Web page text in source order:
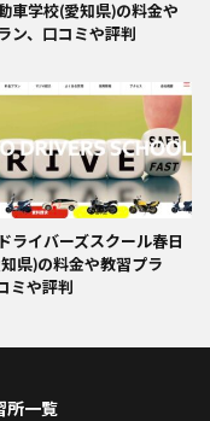
車学校(愛知県)の料金や
ン、口コミや評判
ライバーズスクール春日
県)の料金や教習プラ
ミや評判
所一覧